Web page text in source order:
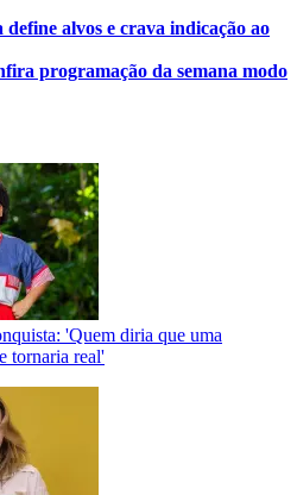
alvos e crava indicação ao
programação da semana modo
'Quem diria que uma
tornaria real'